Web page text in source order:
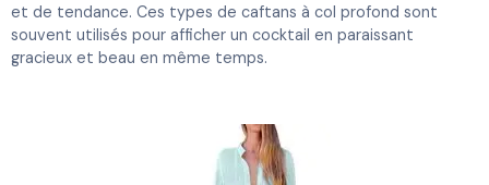
et de tendance. Ces types de caftans à col profond sont
souvent utilisés pour afficher un cocktail en paraissant
gracieux et beau en même temps.